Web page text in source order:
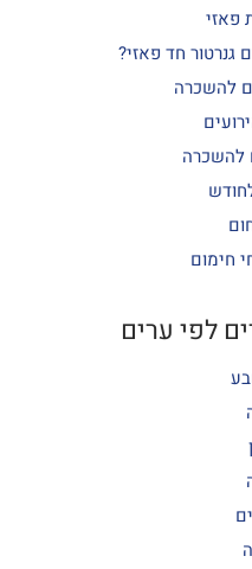
פאזי
גנרטור חד פאזי?
להשכרה
להשכרה
חימום
לפי ערים